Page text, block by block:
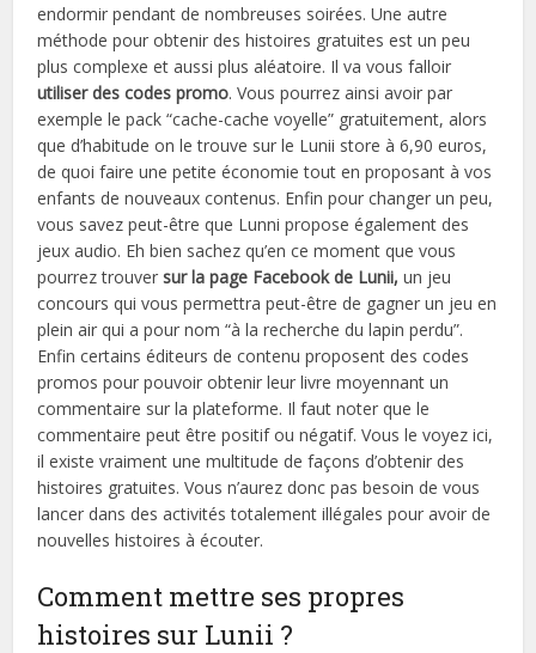
endormir pendant de nombreuses soirées. Une autre
méthode pour obtenir des histoires gratuites est un peu
plus complexe et aussi plus aléatoire. Il va vous falloir
utiliser des codes promo. Vous pourrez ainsi avoir par
exemple le pack “cache-cache voyelle” gratuitement, alors
que d’habitude on le trouve sur le Lunii store à 6,90 euros,
de quoi faire une petite économie tout en proposant à vos
enfants de nouveaux contenus. Enfin pour changer un peu,
vous savez peut-être que Lunni propose également des
jeux audio. Eh bien sachez qu’en ce moment que vous
pourrez trouver sur la page Facebook de Lunii, un jeu
concours qui vous permettra peut-être de gagner un jeu en
plein air qui a pour nom “à la recherche du lapin perdu”.
Enfin certains éditeurs de contenu proposent des codes
promos pour pouvoir obtenir leur livre moyennant un
commentaire sur la plateforme. Il faut noter que le
commentaire peut être positif ou négatif. Vous le voyez ici,
il existe vraiment une multitude de façons d’obtenir des
histoires gratuites. Vous n’aurez donc pas besoin de vous
lancer dans des activités totalement illégales pour avoir de
nouvelles histoires à écouter.
Comment mettre ses propres
histoires sur Lunii ?